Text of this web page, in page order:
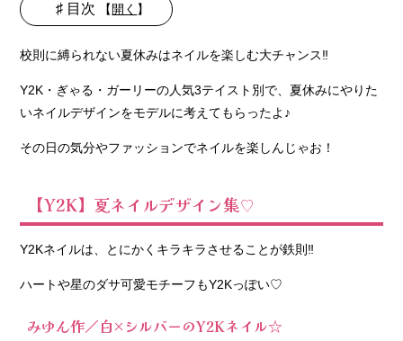
♯ 目次 【開く 】
イルデザイン集
− みゆん作
ーのY2Kネ
デルが考え
た【Y2K】
ネイルも紹
02. 【ぎゃる】夏
集♡
校則に縛られない夏休みはネイルを楽しむ大チャンス‼︎
Y2K・ ぎゃる・ガーリーの人気3テイスト別で、夏休みにやりた
いネイルデザインをモデルに考えてもらったよ♪
その日の気分やファッションでネイルを楽しんじゃお！
【Y2K】夏ネイルデザイン集♡
Y2Kネイルは、とにかくキラキラさせることが鉄則‼︎
ハートや星のダサ可愛モチーフもY2Kっぽい♡
みゆん作／白×シルバーのY2Kネイル☆